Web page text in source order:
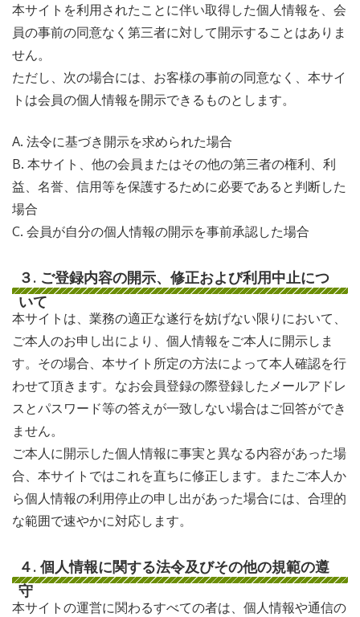
本サイトを利用されたことに伴い取得した個人情報を、会
員の事前の同意なく第三者に対して開示することはありま
せん。
ただし、次の場合には、お客様の事前の同意なく、本サイ
トは会員の個人情報を開示できるものとします。
A. 法令に基づき開示を求められた場合
B. 本サイト、他の会員またはその他の第三者の権利、利
益、名誉、信用等を保護するために必要であると判断した
場合
C. 会員が自分の個人情報の開示を事前承認した場合
３. ご登録内容の開示、修正および利用中止につ
いて
本サイトは、業務の適正な遂行を妨げない限りにおいて、
ご本人のお申し出により、個人情報をご本人に開示しま
す。その場合、本サイト所定の方法によって本人確認を行
わせて頂きます。なお会員登録の際登録したメールアドレ
スとパスワード等の答えが一致しない場合はご回答ができ
ません。
ご本人に開示した個人情報に事実と異なる内容があった場
合、本サイトではこれを直ちに修正します。またご本人か
ら個人情報の利用停止の申し出があった場合には、合理的
な範囲で速やかに対応します。
４. 個人情報に関する法令及びその他の規範の遵
守
本サイトの運営に関わるすべての者は、個人情報や通信の